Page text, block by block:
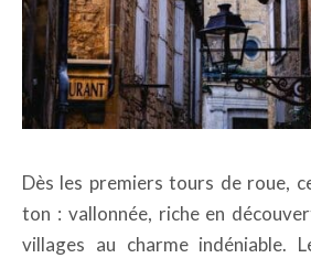
Dès les premiers tours de roue,
ton : vallonnée, riche en
villages au charme indéniable.